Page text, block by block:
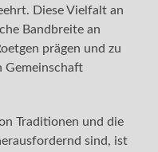
Diese Vielfalt an
Bandbreite an
prägen und zu
Gemeinschaft
Traditionen und die
sind, ist